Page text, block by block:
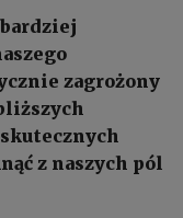
zagrożony
z naszych pól